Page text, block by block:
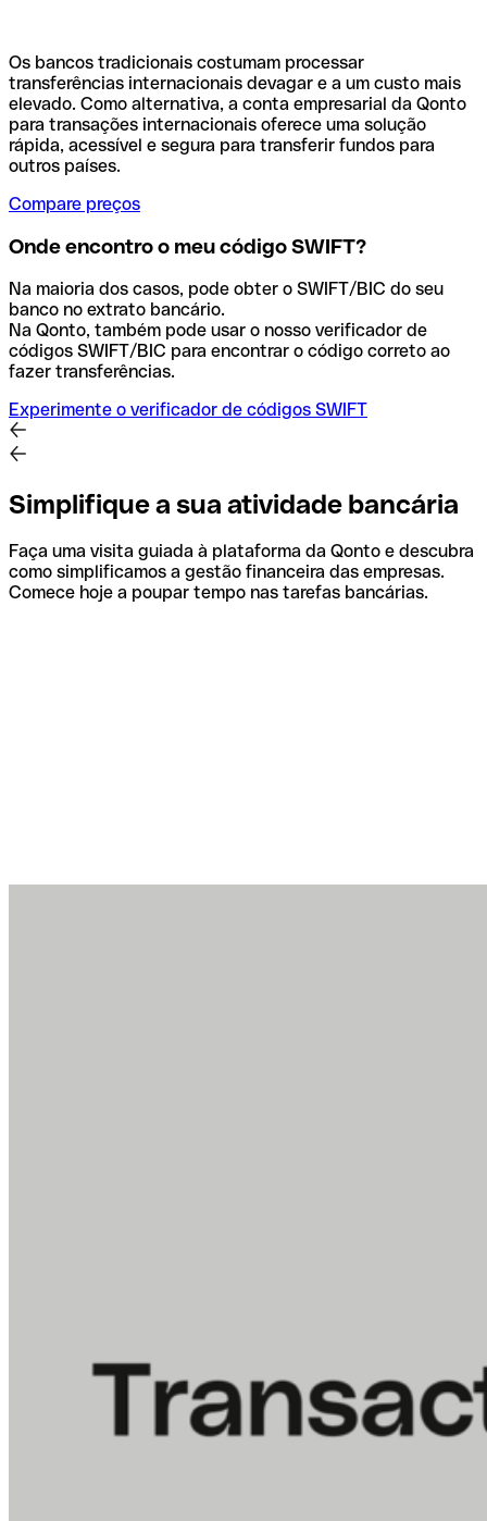
Os bancos tradicionais costumam processar
transferências internacionais devagar e a um custo mais
elevado. Como alternativa, a conta empresarial da Qonto
para transações internacionais oferece uma solução
rápida, acessível e segura para transferir fundos para
outros países.
Compare preços
Onde encontro o meu código SWIFT?
Na maioria dos casos, pode obter o SWIFT/BIC do seu
banco no extrato bancário.
Na Qonto, também pode usar o nosso verificador de
códigos SWIFT/BIC para encontrar o código correto ao
fazer transferências.
Experimente o verificador de códigos SWIFT
Simplifique a sua atividade bancária
Faça uma visita guiada à plataforma da Qonto e descubra
como simplificamos a gestão financeira das empresas.
Comece hoje a poupar tempo nas tarefas bancárias.